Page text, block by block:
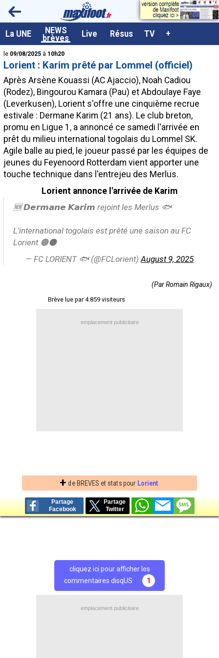
La UNE NEWS
brèves Live Résus TV +
<
le 09/08/2025 à 10h20
Lorient : Karim prêté par Lommel (officiel)
Après Arsène Kouassi (AC Ajaccio), Noah Cadiou
(Rodez), Bingourou Kamara (Pau) et Abdoulaye Faye
(Leverkusen), Lorient s'offre une cinquième recrue
estivale : Dermane Karim (21 ans). Le club breton,
promu en Ligue 1, a annoncé ce samedi l'arrivée en
prêt du milieu international togolais du Lommel SK.
Agile balle au pied, le joueur passé par les équipes de
jeunes du Feyenoord Rotterdam vient apporter une
touche technique dans l'entrejeu des Merlus.
Lorient annonce l'arrivée de Karim
🆕 𝘿𝙚𝙧𝙢𝙖𝙣𝙚 𝙆𝙖𝙧𝙞𝙢 rejoint les Merlus 🐟
L'international togolais est prêté une saison au FC
Lorient 🟠⚫️
— FC LORIENT 🐟 (@FCLorient)August 9, 2025
(Par Romain Rigaux)
Brève lue par 4.859 visiteurs
emplacement publicitaire
+ de BREVES et stats pour Lorient
Partage
Facebook
Partage
Twitter
cliquez ici pour afficher les
commentaires disqUS
1
emplacement publicitaire
A la UNE
Dernières brèves
Live / Matchs en direct
Résultats et Classements
Class. buteurs européens
Programme TV foot
Vidéos
Sondages
Tableau transferts L1
Taille de la police
Paramètrages / Options
Contact / Signaler un bug
Recrutement Maxifoot